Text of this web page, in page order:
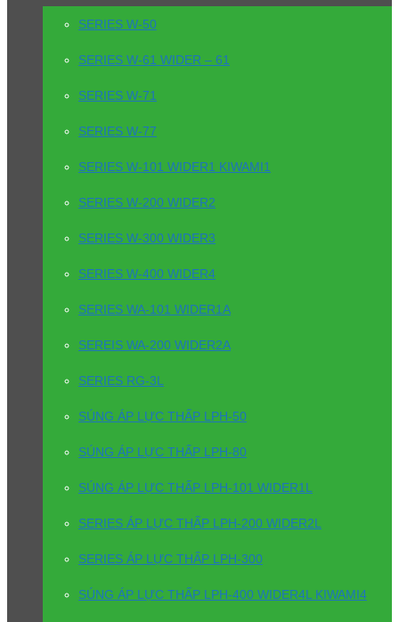
SERIES W-50
SERIES W-61 WIDER – 61
SERIES W-71
SERIES W-77
SERIES W-101 WIDER1 KIWAMI1
SERIES W-200 WIDER2
SERIES W-300 WIDER3
SERIES W-400 WIDER4
SERIES WA-101 WIDER1A
SEREIS WA-200 WIDER2A
SERIES RG-3L
SÚNG ÁP LỰC THẤP LPH-50
SÚNG ÁP LỰC THẤP LPH-80
SÚNG ÁP LỰC THẤP LPH-101 WIDER1L
SERIES ÁP LỰC THẤP LPH-200 WIDER2L
SERIES ÁP LỰC THẤP LPH-300
SÚNG ÁP LỰC THẤP LPH-400 WIDER4L KIWAMI4